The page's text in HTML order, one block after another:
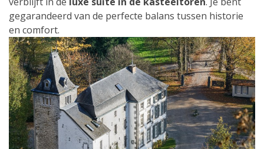
gegarandeerd van de perfecte balans tussen historie
en comfort.